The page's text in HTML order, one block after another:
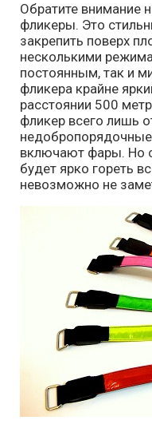
Обратите внимание
фликеры. Это
закрепить поверх
несколькими
постоянным, так и
фликера крайне
расстоянии 500
фликер всего лишь
включают фары. Но
будет ярко гореть
невозможно не